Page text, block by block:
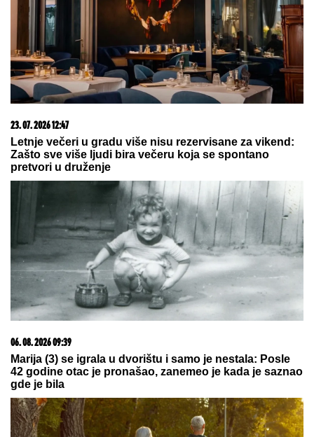
"VIDIMO VAŠE GAĆE",odbornica se uključila preko
ZUMA na sednicu, a onda je nastala haotična
situacija: Sileuta pod tušem dodatno zapržila čorbu
SRCU PRIJA ŠTOMANjE
PRERAĐENE HRANE: Uz ove
namirnice smanjite holesterol,
pritisak... (JELOVNIK)
Žena na vestima čula da joj je
poginuo muž: Detalji tragedije u
kojoj su nastradali putari kod
Loznice